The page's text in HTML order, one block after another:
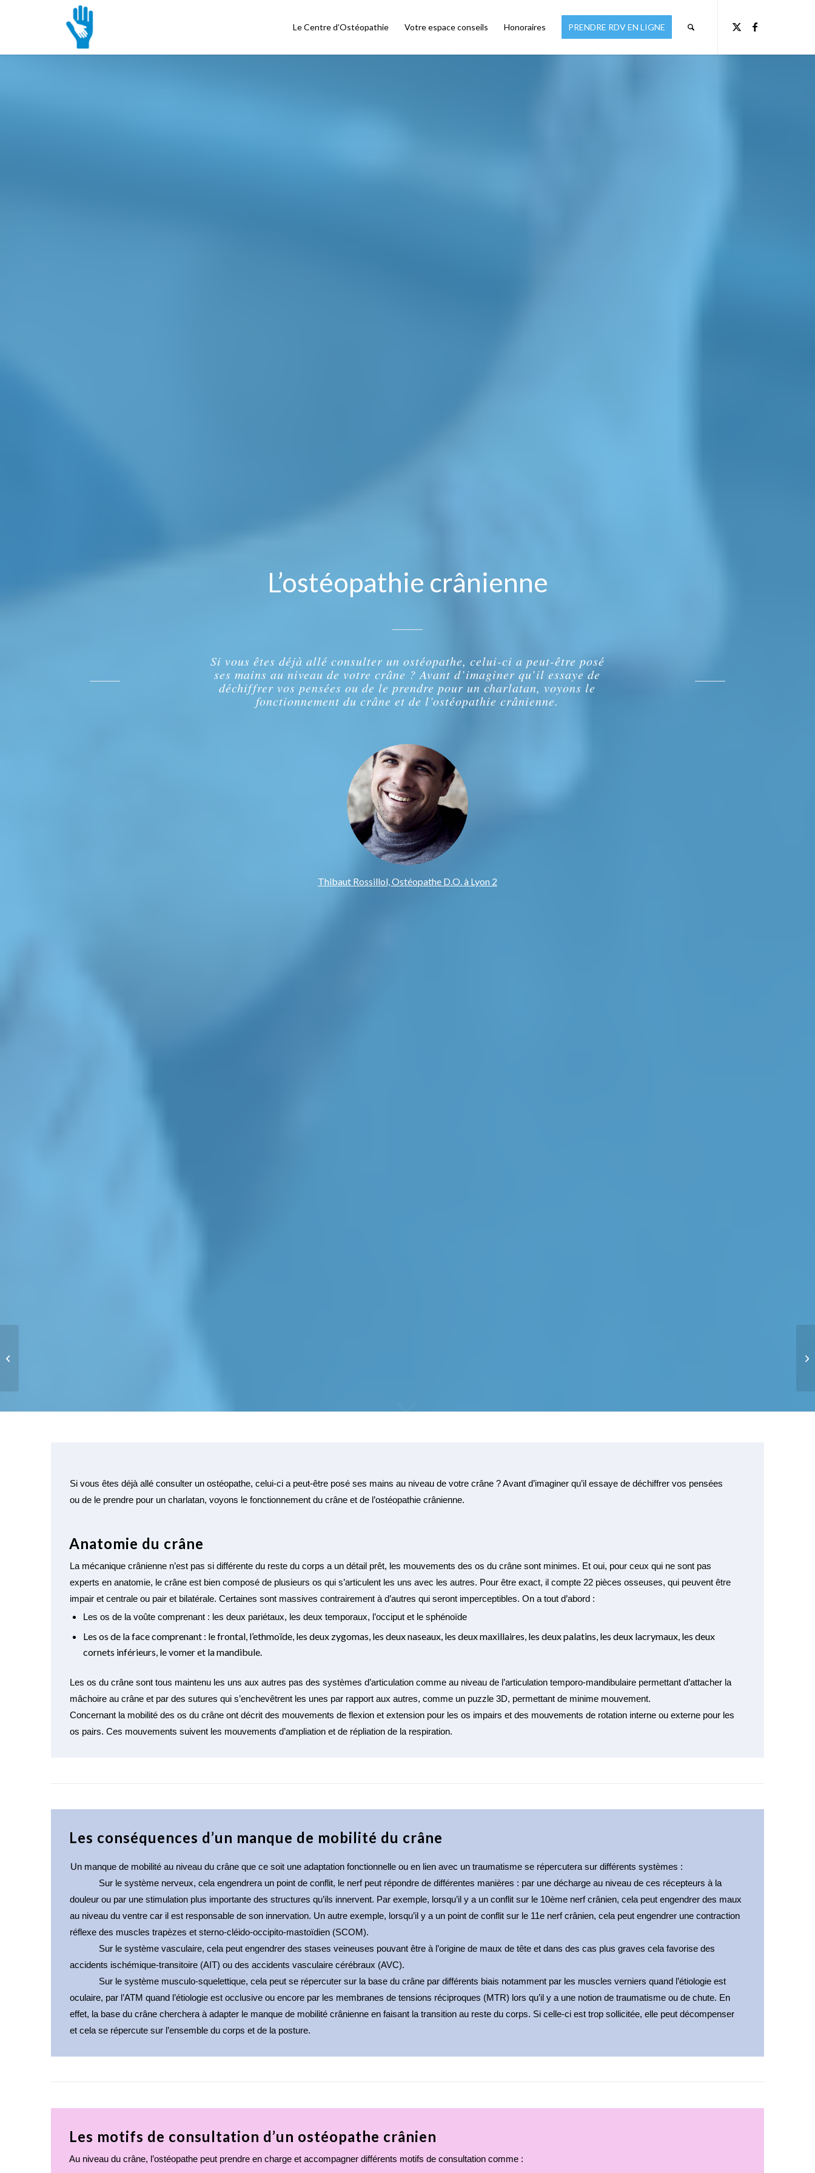
Le Centre d’Ostéopathie Votre espace conseils Honoraires PRENDRE RDV EN LIGNE
L’ostéopathie crânienne
Si vous êtes déjà allé consulter un ostéopathe, celui-ci a peut-être posé
ses mains au niveau de votre crâne ? Avant d’imaginer qu’il essaye de
déchiffrer vos pensées ou de le prendre pour un charlatan, voyons le
fonctionnement du crâne et de l’ostéopathie crânienne.
Thibaut Rossillol, Ostéopathe D.O. à Lyon 2
Si vous êtes déjà allé consulter un ostéopathe, celui-ci a peut-être posé ses mains au niveau de votre crâne ? Avant d’imaginer qu’il essaye de déchiffrer vos pensées
ou de le prendre pour un charlatan, voyons le fonctionnement du crâne et de l’ostéopathie crânienne.
Anatomie du crâne
La mécanique crânienne n’est pas si différente du reste du corps a un détail prêt, les mouvements des os du crâne sont minimes. Et oui, pour ceux qui ne sont pas
experts en anatomie, le crâne est bien composé de plusieurs os qui s’articulent les uns avec les autres. Pour être exact, il compte 22 pièces osseuses, qui peuvent être
impair et centrale ou pair et bilatérale. Certaines sont massives contrairement à d’autres qui seront imperceptibles. On a tout d’abord :
Les os de la voûte comprenant : les deux pariétaux, les deux temporaux, l’occiput et le sphénoïde
Les os de la face comprenant : le frontal, l’ethmoïde, les deux zygomas, les deux naseaux, les deux maxillaires, les deux palatins, les deux lacrymaux, les deux
cornets inférieurs, le vomer et la mandibule.
Les os du crâne sont tous maintenu les uns aux autres pas des systèmes d’articulation comme au niveau de l’articulation temporo-mandibulaire permettant d’attacher la
mâchoire au crâne et par des sutures qui s’enchevêtrent les unes par rapport aux autres, comme un puzzle 3D, permettant de minime mouvement.
Concernant la mobilité des os du crâne ont décrit des mouvements de flexion et extension pour les os impairs et des mouvements de rotation interne ou externe pour les
os pairs. Ces mouvements suivent les mouvements d’ampliation et de répliation de la respiration.
Les conséquences d’un manque de mobilité du crâne
Un manque de mobilité au niveau du crâne que ce soit une adaptation fonctionnelle ou en lien avec un traumatisme se répercutera sur différents systèmes :
Sur le système nerveux, cela engendrera un point de conflit, le nerf peut répondre de différentes manières : par une décharge au niveau de ces récepteurs à la
douleur ou par une stimulation plus importante des structures qu’ils innervent. Par exemple, lorsqu’il y a un conflit sur le 10ème nerf crânien, cela peut engendrer des maux
au niveau du ventre car il est responsable de son innervation. Un autre exemple, lorsqu’il y a un point de conflit sur le 11e nerf crânien, cela peut engendrer une contraction
réflexe des muscles trapèzes et sterno-cléido-occipito-mastoïdien (SCOM).
Sur le système vasculaire, cela peut engendrer des stases veineuses pouvant être à l’origine de maux de tête et dans des cas plus graves cela favorise des
accidents ischémique-transitoire (AIT) ou des accidents vasculaire cérébraux (AVC).
Sur le système musculo-squelettique, cela peut se répercuter sur la base du crâne par différents biais notamment par les muscles verniers quand l’étiologie est
oculaire, par l’ATM quand l’étiologie est occlusive ou encore par les membranes de tensions réciproques (MTR) lors qu’il y a une notion de traumatisme ou de chute. En
effet, la base du crâne cherchera à adapter le manque de mobilité crânienne en faisant la transition au reste du corps. Si celle-ci est trop sollicitée, elle peut décompenser
et cela se répercute sur l’ensemble du corps et de la posture.
Les motifs de consultation d’un ostéopathe crânien
Au niveau du crâne, l’ostéopathe peut prendre en charge et accompagner différents motifs de consultation comme :